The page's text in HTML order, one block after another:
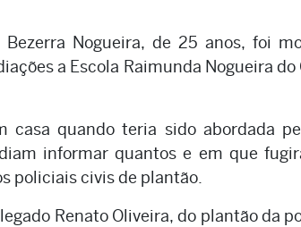
Bezerra Nogueira, de 25 anos, foi
a Escola Raimunda Nogueira
casa quando teria sido abordada
informar quantos e em que
policiais civis de plantão.
Renato Oliveira, do plantão da